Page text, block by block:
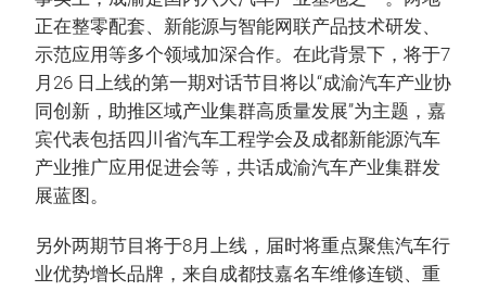
正在整零配套、新能源与智能网联产品技术研发、
示范应用等多个领域加深合作。在此背景下，将于7
月26 日上线的第一期对话节目将以“成渝汽车产业协
同创新，助推区域产业集群高质量发展”为主题，嘉
宾代表包括四川省汽车工程学会及成都新能源汽车
产业推广应用促进会等，共话成渝汽车产业集群发
展蓝图。
另外两期节目将于8月上线，届时将重点聚焦汽车行
业优势增长品牌，来自成都技嘉名车维修连锁、重